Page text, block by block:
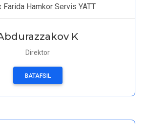
Farida Hamkor Servis YATT
K
Direktor
BATAFSIL